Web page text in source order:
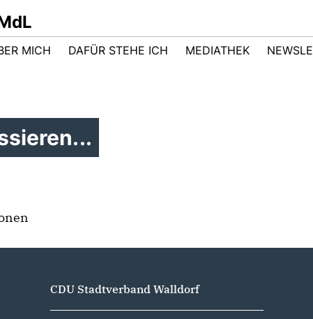
MICH DAFÜR STEHE ICH MEDIATHEK
CDU Stadtverband Walldorf